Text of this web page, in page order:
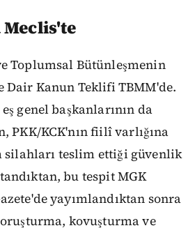
Meclis'te
Toplumsal Bütünleşmenin
Kanun Teklifi TBMM'de.
genel başkanlarının da
PKK/KCK'nın fiilî varlığına
silahları teslim ettiği güvenlik
bu tespit MGK
yayımlandıktan sonra
kovuşturma ve